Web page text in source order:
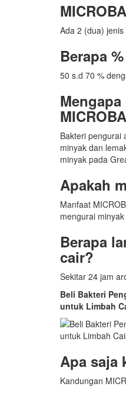
Ada 2 (dua)
Berapa
50 s.d 70 %
Bakteri pengurai
minyak dan
minyak pada
Apakah
Manfaat
mengurai
Berapa
cair?
Sekitar 24 jam
Beli Bakteri
untuk Limbah
Apa saja
Kandungan